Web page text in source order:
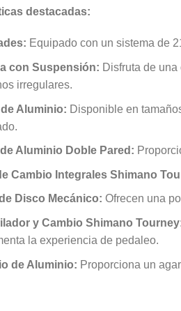
destacadas:
Equipado con un sistema de
con Suspensión: Disfruta de
irregulares.
Aluminio: Disponible en
Aluminio Doble Pared:
Cambio Integrales Shimano
Disco Mecánico: Ofrecen una
y Cambio Shimano
la experiencia de pedaleo.
de Aluminio: Proporciona un